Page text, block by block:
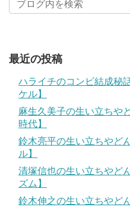
最近の投稿
ハライチのコンビ結成秘
ケル】
麻生久美子の生い立ちや
時代】
鈴木亮平の生い立ちやど
ル】
清塚信也の生い立ちやど
ズム】
鈴木伸之の生い立ちやど